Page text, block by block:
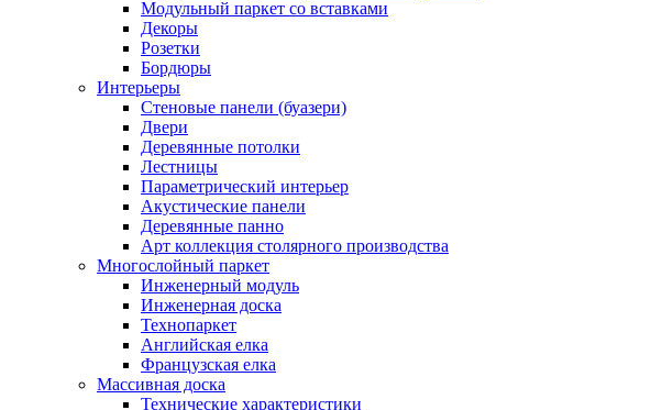
Модульный паркет со вставками
Декоры
Розетки
Бордюры
Интерьеры
Стеновые панели (буазери)
Двери
Деревянные потолки
Лестницы
Параметрический интерьер
Акустические панели
Деревянные панно
Арт коллекция столярного производства
Многослойный паркет
Инженерный модуль
Инженерная доска
Технопаркет
Английская елка
Французская елка
Массивная доска
Технические характеристики